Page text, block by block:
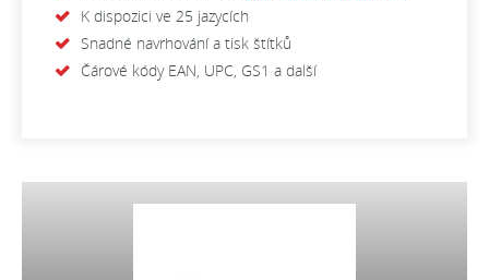
K dispozici ve 25 jazycích
Snadné navrhování a tisk štítků
Čárové kódy EAN, UPC, GS1 a další